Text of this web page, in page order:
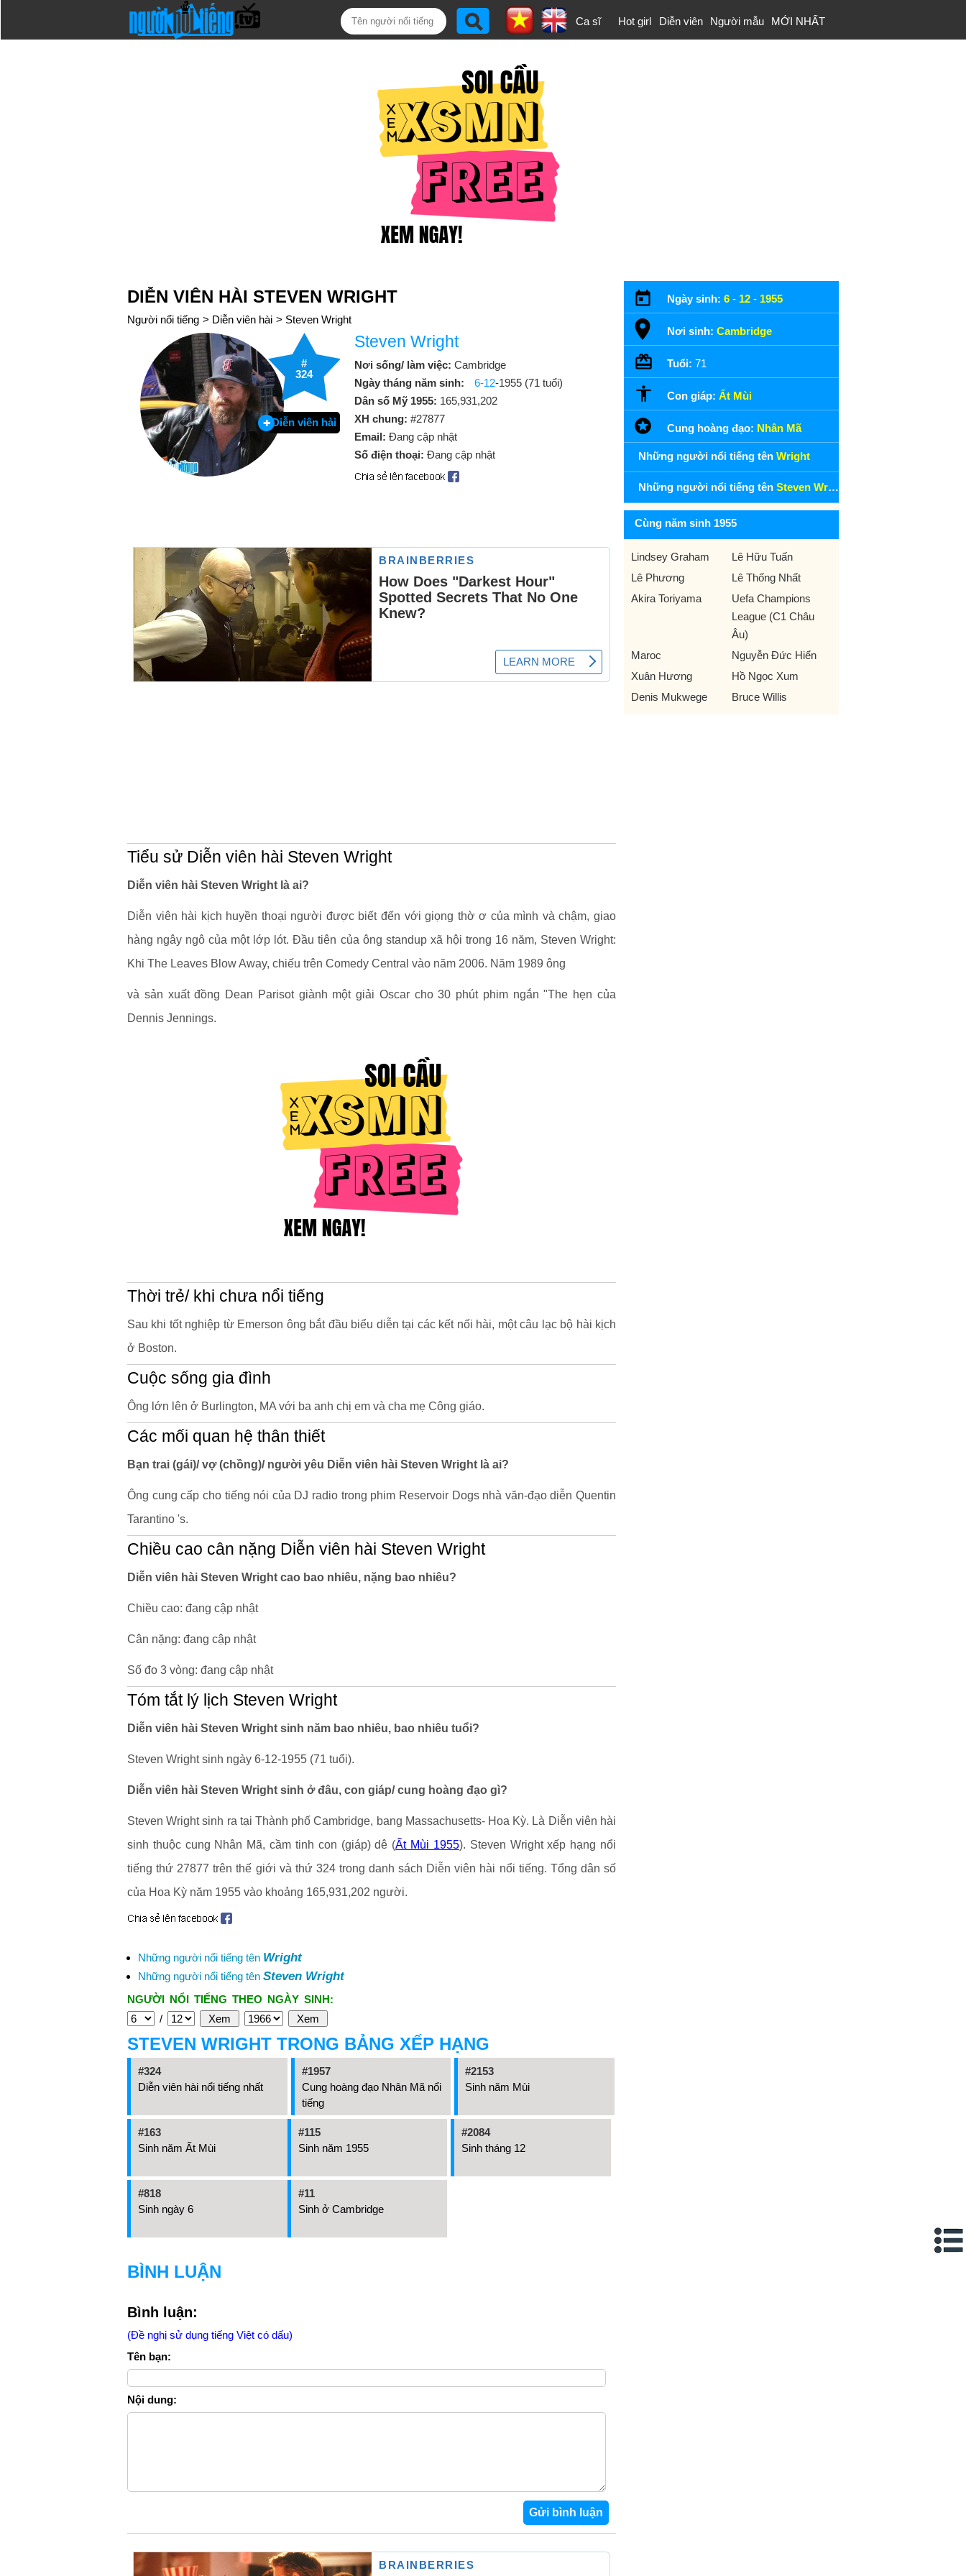
Ca sĩ Hot girl Diễn viên Người mẫu MỚI NHẤT
DIỄN VIÊN HÀI STEVEN WRIGHT
Người nổi tiếng > Diễn viên hài > Steven Wright
#
324
Diễn viên hài
Steven Wright
Nơi sống/ làm việc: Cambridge
Ngày tháng năm sinh:
6-12-1955 (71 tuổi)
Dân số Mỹ 1955: 165,931,202
XH chung: #27877
Email: Đang cập nhật
Số điện thoại: Đang cập nhật
Tiểu sử Diễn viên hài Steven Wright
Diễn viên hài Steven Wright là ai?
Diễn viên hài kịch huyền thoại người được biết đến với giọng thờ ơ của mình và chậm, giao
hàng ngây ngô của một lớp lót. Đầu tiên của ông standup xã hội trong 16 năm, Steven Wright:
Khi The Leaves Blow Away, chiếu trên Comedy Central vào năm 2006. Năm 1989 ông
và sản xuất đồng Dean Parisot giành một giải Oscar cho 30 phút phim ngắn "The hẹn của
Dennis Jennings.
Thời trẻ/ khi chưa nổi tiếng
Sau khi tốt nghiệp từ Emerson ông bắt đầu biểu diễn tại các kết nối hài, một câu lạc bộ hài kịch
ở Boston.
Cuộc sống gia đình
Ông lớn lên ở Burlington, MA với ba anh chị em và cha mẹ Công giáo.
Các mối quan hệ thân thiết
Bạn trai (gái)/ vợ (chồng)/ người yêu Diễn viên hài Steven Wright là ai?
Ông cung cấp cho tiếng nói của DJ radio trong phim Reservoir Dogs nhà văn-đạo diễn Quentin
Tarantino 's.
Chiều cao cân nặng Diễn viên hài Steven Wright
Diễn viên hài Steven Wright cao bao nhiêu, nặng bao nhiêu?
Chiều cao: đang cập nhật
Cân nặng: đang cập nhật
Số đo 3 vòng: đang cập nhật
Tóm tắt lý lịch Steven Wright
Diễn viên hài Steven Wright sinh năm bao nhiêu, bao nhiêu tuổi?
Steven Wright sinh ngày 6-12-1955 (71 tuổi).
Diễn viên hài Steven Wright sinh ở đâu, con giáp/ cung hoàng đạo gì?
Steven Wright sinh ra tại Thành phố Cambridge, bang Massachusetts- Hoa Kỳ. Là Diễn viên hài
sinh thuộc cung Nhân Mã, cầm tinh con (giáp) dê (Ất Mùi 1955). Steven Wright xếp hạng nổi
tiếng thứ 27877 trên thế giới và thứ 324 trong danh sách Diễn viên hài nổi tiếng. Tổng dân số
của Hoa Kỳ năm 1955 vào khoảng 165,931,202 người.
Những người nổi tiếng tên Wright
Những người nổi tiếng tên Steven Wright
NGƯỜI NỔI TIẾNG THEO NGÀY SINH:
/
STEVEN WRIGHT TRONG BẢNG XẾP HẠNG
#324
Diễn viên hài nổi tiếng nhất
#1957
Cung hoàng đạo Nhân Mã nổi
tiếng
#2153
Sinh năm Mùi
#163
Sinh năm Ất Mùi
#115
Sinh năm 1955
#2084
Sinh tháng 12
#818
Sinh ngày 6
#11
Sinh ở Cambridge
BÌNH LUẬN
Bình luận:
(Đề nghị sử dụng tiếng Việt có dấu)
Tên bạn:
Nội dung:
Ngày sinh: 6 - 12 - 1955
Nơi sinh: Cambridge
Tuổi: 71
Con giáp: Ất Mùi
Cung hoàng đạo: Nhân Mã
Những người nổi tiếng tên Wright
Những người nổi tiếng tên Steven Wright
Cùng năm sinh 1955
Lindsey Graham
Lê Hữu Tuấn
Lê Phương
Lê Thống Nhất
Akira Toriyama
Uefa Champions
League (C1 Châu
Âu)
Maroc
Nguyễn Đức Hiển
Xuân Hương
Hồ Ngọc Xum
Denis Mukwege
Bruce Willis